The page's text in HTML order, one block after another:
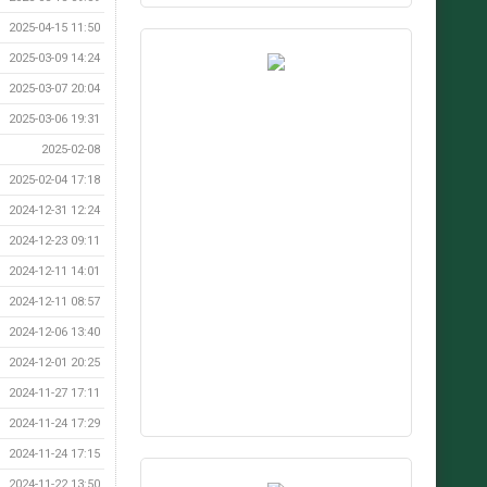
2025-04-15 11:50
2025-03-09 14:24
2025-03-07 20:04
2025-03-06 19:31
2025-02-08
2025-02-04 17:18
2024-12-31 12:24
2024-12-23 09:11
2024-12-11 14:01
2024-12-11 08:57
2024-12-06 13:40
2024-12-01 20:25
2024-11-27 17:11
2024-11-24 17:29
2024-11-24 17:15